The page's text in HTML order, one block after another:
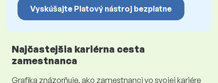
Vyskúšajte Platový nástroj bezplatne
Najčastejšia kariérna cesta
zamestnanca
Grafika znázorňuje, ako zamestnanci vo svojej kariére